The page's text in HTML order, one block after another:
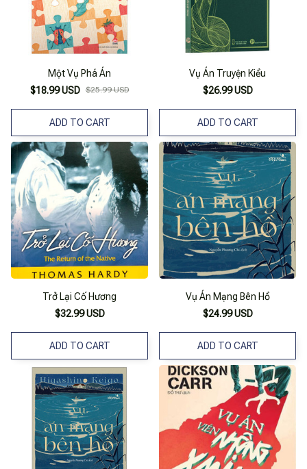
Một Vụ Phá Án
$18.99 USD $25.99 USD
ADD TO CART
Vụ Án Truyện Kiều
$26.99 USD
ADD TO CART
Trở Lại Cố Hương
$32.99 USD
ADD TO CART
Vụ Án Mạng Bên Hồ
$24.99 USD
ADD TO CART